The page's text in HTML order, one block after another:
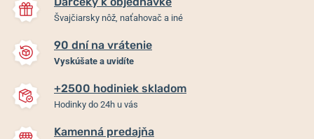
Švajčiarsky nôž, naťahovač a iné
90 dní na vrátenie
Vyskúšate a uvidíte
+2500 hodiniek skladom
Hodinky do 24h u vás
Kamenná predajňa